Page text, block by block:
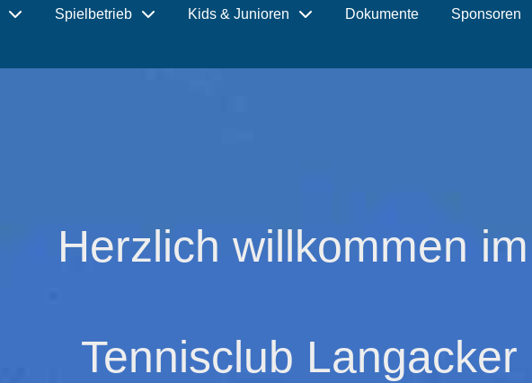
Spielbetrieb Kids & Junioren Dokumente Sponsoren
Herzlich willkommen im
Tennisclub Langacker